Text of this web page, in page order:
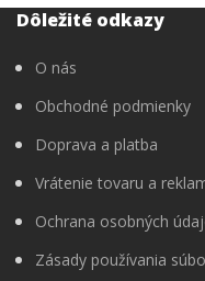
Dôležité odkazy
O nás
Obchodné podmienky
Doprava a platba
Vrátenie tovaru a
Ochrana osobných
Zásady používania